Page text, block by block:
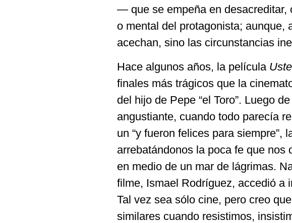
— que se empeña en desacreditar,
o mental del protagonista; aunque,
acechan, sino las circunstancias
Hace algunos años, la película
finales más trágicos que la
del hijo de Pepe “el Toro”. Luego
angustiante, cuando todo parecía
un “y fueron felices para siempre”,
arrebatándonos la poca fe que nos
en medio de un mar de lágrimas.
filme, Ismael Rodríguez, accedió a
Tal vez sea sólo cine, pero creo
similares cuando resistimos,